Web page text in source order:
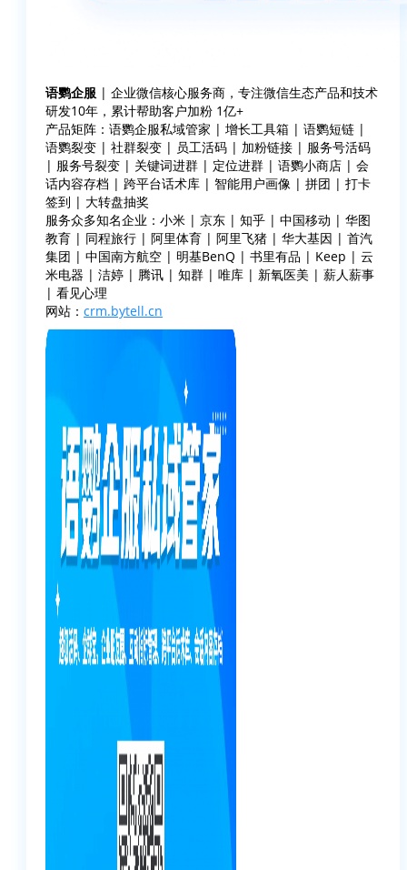
语鹦企服 | 企业微信核心服务商，专注微信生态产品和技术
研发10年，累计帮助客户加粉 1亿+
产品矩阵：语鹦企服私域管家 | 增长工具箱 | 语鹦短链 |
语鹦裂变 | 社群裂变 | 员工活码 | 加粉链接 | 服务号活码
| 服务号裂变 | 关键词进群 | 定位进群 | 语鹦小商店 | 会
话内容存档 | 跨平台话术库 | 智能用户画像 | 拼团 | 打卡
签到 | 大转盘抽奖
服务众多知名企业：小米 | 京东 | 知乎 | 中国移动 | 华图
教育 | 同程旅行 | 阿里体育 | 阿里飞猪 | 华大基因 | 首汽
集团 | 中国南方航空 | 明基BenQ | 书里有品 | Keep | 云
米电器 | 洁婷 | 腾讯 | 知群 | 唯库 | 新氧医美 | 薪人薪事
| 看见心理
网站： crm.bytell.cn